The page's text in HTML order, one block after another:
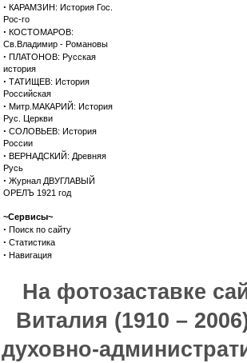
· КАРАМЗИН: История Гос.
Рос-го
· КОСТОМАРОВ:
Св.Владимир - Романовы
· ПЛАТОНОВ: Русская
история
· ТАТИЩЕВ: История
Российская
· Митр.МАКАРИЙ: История
Рус. Церкви
· СОЛОВЬЕВ: История
России
· ВЕРНАДСКИЙ: Древняя
Русь
· Журнал ДВУГЛАВЫЙ
ОРЕЛЪ 1921 год
~Сервисы~
· Поиск по сайту
· Статистика
· Навигация
На фотозаставке
Виталия (1910 –
духовно-